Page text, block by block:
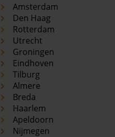
Amsterdam
Den Haag
Rotterdam
Utrecht
Groningen
Eindhoven
Tilburg
Almere
Breda
Haarlem
Apeldoorn
Nijmegen